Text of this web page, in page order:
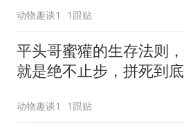
动物趣谈1 1跟贴
平头哥蜜獾的生存法则，
就是绝不止步，拼死到底
动物趣谈1 1跟贴